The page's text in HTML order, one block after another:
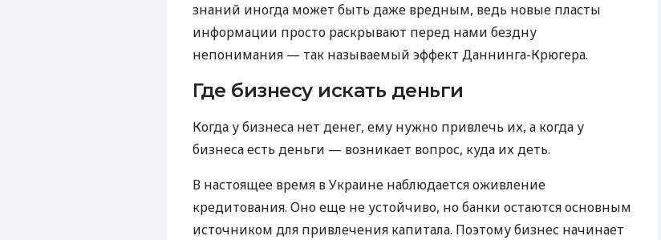
знаний иногда может быть даже вредным, ведь новые пласты
информации просто раскрывают перед нами бездну
непонимания — так называемый эффект Даннинга-Крюгера.
Где бизнесу искать деньги
Когда у бизнеса нет денег, ему нужно привлечь их, а когда у
бизнеса есть деньги — возникает вопрос, куда их деть.
В настоящее время в Украине наблюдается оживление
кредитования. Оно еще не устойчиво, но банки остаются основным
источником для привлечения капитала. Поэтому бизнес начинает